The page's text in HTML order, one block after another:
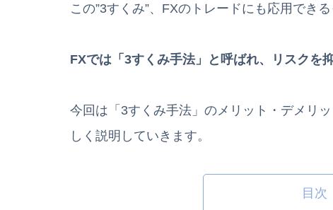
この”3すくみ”、FXのトレードにも応用でき
FXでは「3すくみ手法」と呼ばれ、リスクを
今回は「3すくみ手法」のメリット・デメリ
しく説明していきます。
目次